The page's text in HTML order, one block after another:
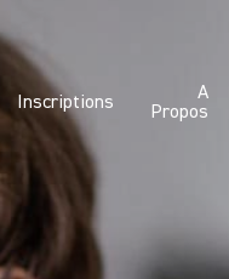
Inscriptions
A
Propos